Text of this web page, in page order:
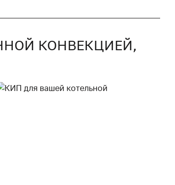
КОНВЕКЦИЕЙ,